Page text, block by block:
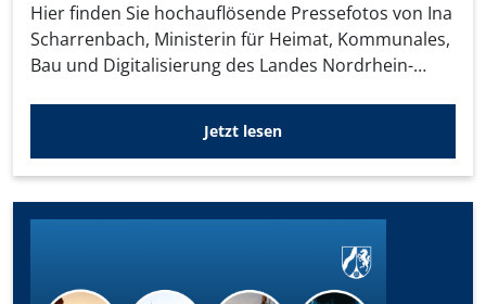
Hier finden Sie hochauflösende Pressefotos von Ina
Scharrenbach, Ministerin für Heimat, Kommunales,
Bau und Digitalisierung des Landes Nordrhein-
Digitalisierung des Landes Nordrhein-Westfalen
sowie ...
Jetzt lesen